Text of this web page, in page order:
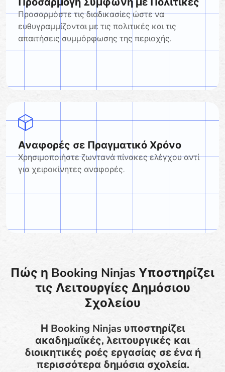
Προσαρμόστε τις διαδικασίες ώστε να
ευθυγραμμίζονται με τις πολιτικές και τις
απαιτήσεις συμμόρφωσης της περιοχής.
Αναφορές σε Πραγματικό Χρόνο
Χρησιμοποιήστε ζωντανά πίνακες ελέγχου αντί
για χειροκίνητες αναφορές.
Πώς η Booking Ninjas Υποστηρίζει
τις Λειτουργίες Δημόσιου
Σχολείου
Η Booking Ninjas υποστηρίζει
ακαδημαϊκές, λειτουργικές και
διοικητικές ροές εργασίας σε ένα ή
περισσότερα δημόσια σχολεία.